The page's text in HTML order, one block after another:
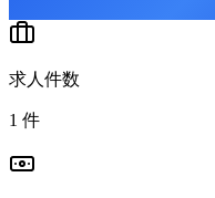
求人件数
1 件